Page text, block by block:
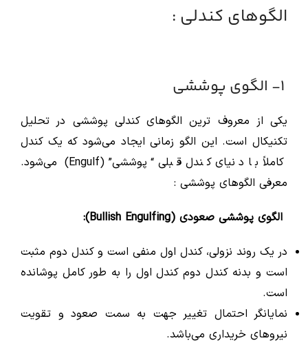
الگوهای کندلی :
یکی از معروف ترین الگوهای کندلی پوششی در تحلیل
تکنیکال است. این الگو زمانی ایجاد می‌شود که یک کندل
کاملاً با دنیای کندل قبلی “پوششی” (Engulf) می‌شود.
معرفی الگوهای پوششی :
الگوی پوششی صعودی (Bullish Engulfing):
در یک روند نزولی، کندل اول منفی است و کندل دوم مثبت
است و بدنه کندل دوم کندل اول را به طور کامل پوشانده
است.
نمایانگر احتمال تغییر جهت به سمت صعود و تقویت
نیروهای خریداری می‌باشد.